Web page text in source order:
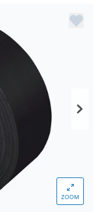
ZOOM